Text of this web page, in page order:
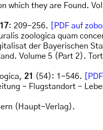
which they are Found.
17: 209-256.
[PDF auf
zoologica quam
der Bayerischen
Volume 5 (Part 2).
21 (54): 1-546.
- Flugstandort -
(Haupt-Verlag).